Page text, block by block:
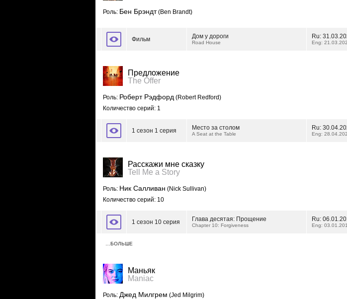
Роль: Бен Брэндт(Ben Brandt)
Фильм Дом у дороги
Road House
Ru:
Eng:
Предложение
The Offer
Роль: Роберт Рэдфорд (Robert Redford)
Количество серий: 1
1 сезон 1 серия Место за столом
A Seat at the Table
Ru:
Eng:
Расскажи мне сказку
Tell Me a Story
Роль: Ник Салливан (Nick Sullivan)
Количество серий: 10
1 сезон 10 серия Глава десятая: Прощение
Chapter 10: Forgiveness
Ru:
Eng:
…БОЛЬШЕ
Маньяк
Maniac
Роль: Джед Милгрем (Jed Milgrim)